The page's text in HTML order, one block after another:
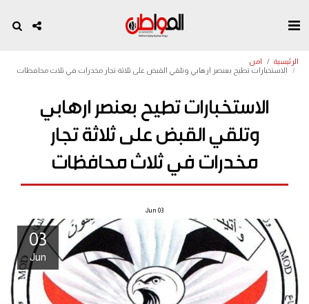
الرئيسية
امن
الاستخبارات تطيح بعنصر ارهابي وتلقي القبض على ثلاثة تجار مخدرات في ثلاث محافظات
الاستخبارات تطيح بعنصر ارهابي
وتلقي القبض على ثلاثة تجار
مخدرات في ثلاث محافظات
03
Jun
03
Jun